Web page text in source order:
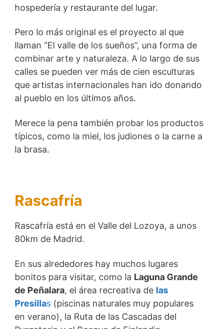
hospedería y restaurante del lugar.
Pero lo más original es el proyecto al que
llaman “El valle de los sueños”, una forma de
combinar arte y naturaleza. A lo largo de sus
calles se pueden ver más de cien esculturas
que artistas internacionales han ido donando
al pueblo en los últimos años.
Merece la pena también probar los productos
típicos, como la miel, los judiones o la carne a
la brasa.
Rascafría
Rascafría está en el Valle del Lozoya, a unos
80km de Madrid.
En sus alrededores hay muchos lugares
bonitos para visitar, como la Laguna Grande
de Peñalara, el área recreativa de las
Presillas (piscinas naturales muy populares
en verano), la Ruta de las Cascadas del